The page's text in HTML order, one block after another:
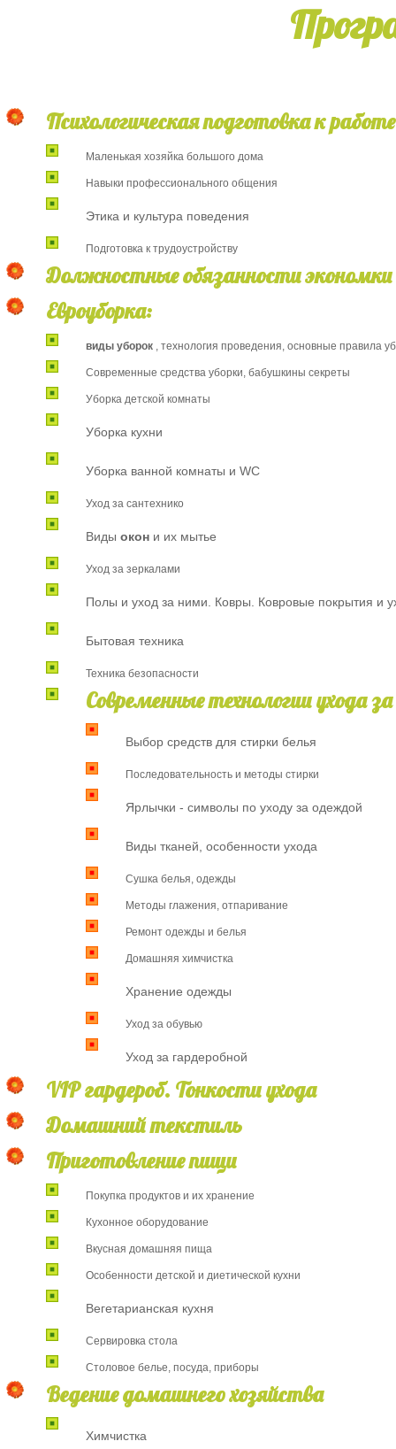
Психологическая подготовка к
Маленькая хозяйка большого дома
Навыки профессионального общения
Этика и культура поведения
Подготовка к трудоустройству
Должностные обязанности
Евроуборка:
виды уборок , технология проведения, основные правила
Современные средства уборки, бабушкины секреты
Уборка детской комнаты
Уборка кухни
Уборка ванной комнаты и WC
Уход за сантехнико
Виды окон и их мытье
Уход за зеркалами
Полы и уход за ними. Ковры. Ковровые покрытия и
Бытовая техника
Техника безопасности
Современные технологии ухода
Выбор средств для стирки белья
Последовательность и методы стирки
Ярлычки - символы по уходу за одеждой
Виды тканей, особенности ухода
Сушка белья, одежды
Методы глажения, отпаривание
Ремонт одежды и белья
Домашняя химчистка
Хранение одежды
Уход за обувью
Уход за гардеробной
VIPгардероб. Тонкости ухода
Домашний текстиль
Приготовление пищи
Покупка продуктов и их хранение
Кухонное оборудование
Вкусная домашняя пища
Особенности детской и диетической кухни
Вегетарианская кухня
Сервировка стола
Столовое белье, посуда, приборы
Ведение домашнего хозяйства
Химчистка